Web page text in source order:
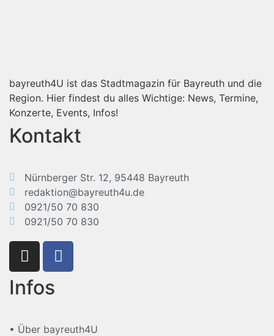
bayreuth4U ist das Stadtmagazin für Bayreuth und die
Region. Hier findest du alles Wichtige: News, Termine,
Konzerte, Events, Infos!
Kontakt
Nürnberger Str. 12, 95448 Bayreuth
redaktion@bayreuth4u.de
0921/50 70 830
0921/50 70 830
Infos
• Über bayreuth4U